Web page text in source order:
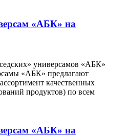
«АБК» на
универсамов «АБК»
«АБК» предлагают
качественных
продуктов) по всем
«АБК» на